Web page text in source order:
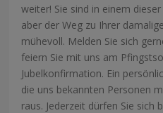
weiter! Sie sind in einem
aber der Weg zu Ihrer
mühevoll. Melden Sie sich
feiern Sie mit uns am
Jubelkonfirmation. Ein
die uns bekannten Personen
raus. Jederzeit dürfen Sie sich